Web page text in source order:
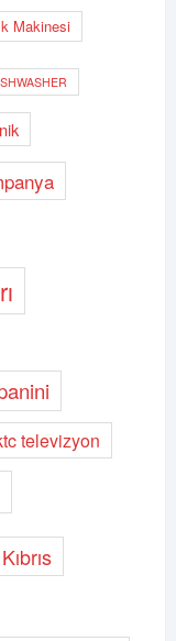
Makinesi
televizyon
Kıbrıs